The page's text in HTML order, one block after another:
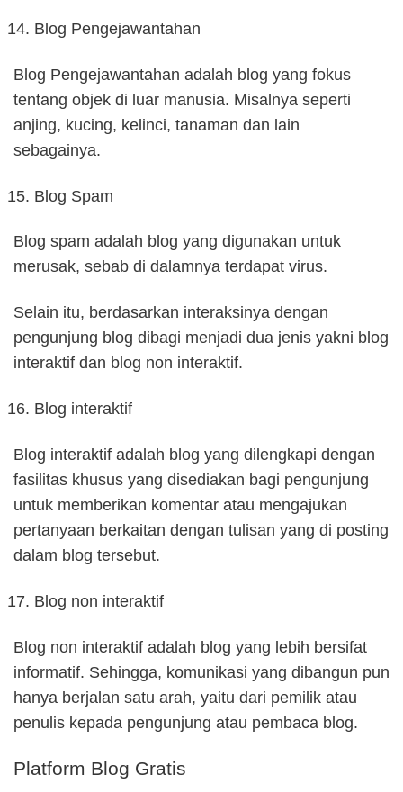
Blog Pengejawantahan
Blog Pengejawantahan adalah blog yang fokus
tentang objek di luar manusia. Misalnya seperti
anjing, kucing, kelinci, tanaman dan lain
sebagainya.
Blog Spam
Blog spam adalah blog yang digunakan untuk
merusak, sebab di dalamnya terdapat virus.
Selain itu, berdasarkan interaksinya dengan
pengunjung blog dibagi menjadi dua jenis yakni blog
interaktif dan blog non interaktif.
Blog interaktif
Blog interaktif adalah blog yang dilengkapi dengan
fasilitas khusus yang disediakan bagi pengunjung
untuk memberikan komentar atau mengajukan
pertanyaan berkaitan dengan tulisan yang di posting
dalam blog tersebut.
Blog non interaktif
Blog non interaktif adalah blog yang lebih bersifat
informatif. Sehingga, komunikasi yang dibangun pun
hanya berjalan satu arah, yaitu dari pemilik atau
penulis kepada pengunjung atau pembaca blog.
Platform Blog Gratis